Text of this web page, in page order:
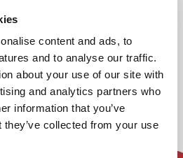
content and ads, to
and to analyse our traffic.
about your use of our site with
and analytics partners who
information that you’ve
collected from your use